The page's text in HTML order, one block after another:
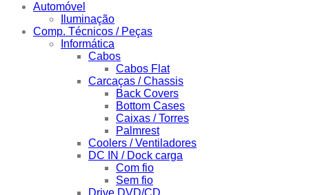
Automóvel
Iluminação
Comp. Técnicos / Peças
Informática
Cabos
Cabos Flat
Carcaças / Chassis
Back Covers
Bottom Cases
Caixas / Torres
Palmrest
Coolers / Ventiladores
DC IN / Dock carga
Com fio
Sem fio